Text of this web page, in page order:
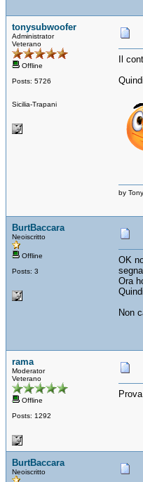
tonysubwoofer
Administrator
Veterano
Offline
Posts: 5726
Sicilia-Trapani
Il
by
BurtBaccara
Neoiscritto
Offline
Posts: 3
OK
Ora
Non
rama
Moderator
Veterano
Offline
Posts: 1292
BurtBaccara
Neoiscritto